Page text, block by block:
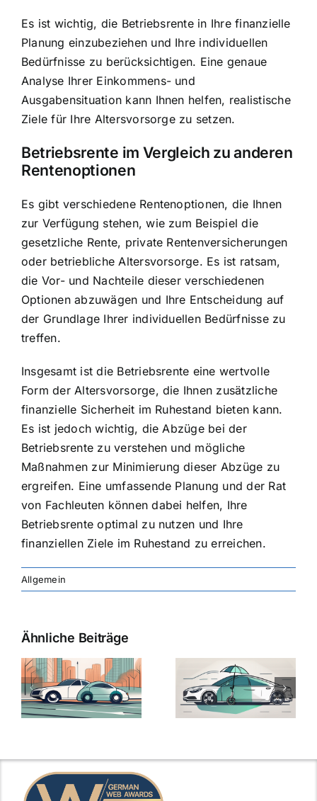
Es ist wichtig, die Betriebsrente in Ihre finanzielle
Planung einzubeziehen und Ihre individuellen
Bedürfnisse zu berücksichtigen. Eine genaue
Analyse Ihrer Einkommens- und
Ausgabensituation kann Ihnen helfen, realistische
Ziele für Ihre Altersvorsorge zu setzen.
Betriebsrente im Vergleich zu anderen
Rentenoptionen
Es gibt verschiedene Rentenoptionen, die Ihnen
zur Verfügung stehen, wie zum Beispiel die
gesetzliche Rente, private Rentenversicherungen
oder betriebliche Altersvorsorge. Es ist ratsam,
die Vor- und Nachteile dieser verschiedenen
Optionen abzuwägen und Ihre Entscheidung auf
der Grundlage Ihrer individuellen Bedürfnisse zu
treffen.
Insgesamt ist die Betriebsrente eine wertvolle
Form der Altersvorsorge, die Ihnen zusätzliche
finanzielle Sicherheit im Ruhestand bieten kann.
Es ist jedoch wichtig, die Abzüge bei der
Betriebsrente zu verstehen und mögliche
Maßnahmen zur Minimierung dieser Abzüge zu
ergreifen. Eine umfassende Planung und der Rat
von Fachleuten können dabei helfen, Ihre
Betriebsrente optimal zu nutzen und Ihre
finanziellen Ziele im Ruhestand zu erreichen.
Allgemein
Ähnliche Beiträge